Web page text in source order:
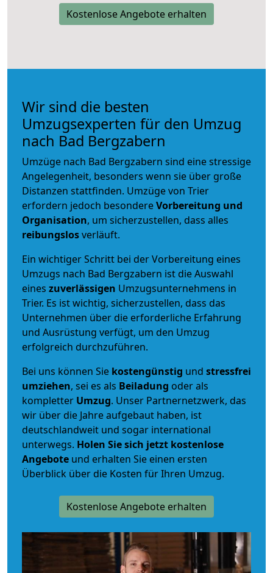
Kostenlose Angebote erhalten
Wir sind die besten
Umzugsexperten für den Umzug
nach Bad Bergzabern
Umzüge nach Bad Bergzabern sind eine stressige
Angelegenheit, besonders wenn sie über große
Distanzen stattfinden. Umzüge von Trier
erfordern jedoch besondereVorbereitung und
Organisation, um sicherzustellen, dass alles
reibungslosverläuft.
Ein wichtiger Schritt bei der Vorbereitung eines
Umzugs nach Bad Bergzabern ist die Auswahl
eines zuverlässigen Umzugsunternehmens in
Trier. Es ist wichtig, sicherzustellen, dass das
Unternehmen über die erforderliche Erfahrung
und Ausrüstung verfügt, um den Umzug
erfolgreich durchzuführen.
Bei uns können Sie kostengünstig und stressfrei
umziehen, sei es als Beiladung oder als
kompletter Umzug. Unser Partnernetzwerk, das
wir über die Jahre aufgebaut haben, ist
deutschlandweit und sogar international
unterwegs. Holen Sie sich jetzt kostenlose
Angebote und erhalten Sie einen ersten
Überblick über die Kosten für Ihren Umzug.
Kostenlose Angebote erhalten